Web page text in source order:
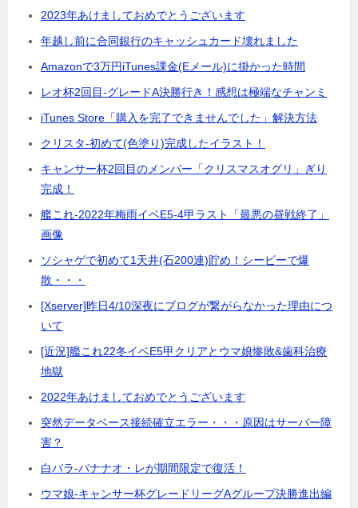
2023年あけましておめでとうございます
年越し前に合同銀行のキャッシュカード壊れました
Amazonで3万円iTunes課金(Eメール)に掛かった時間
レオ杯2回目-グレードA決勝行き！感想は極端なチャンミ
iTunes Store「購入を完了できませんでした」解決方法
クリスタ-初めて(色塗り)完成したイラスト！
キャンサー杯2回目のメンバー「クリスマスオグリ」ぎり
完成！
艦これ-2022年梅雨イベE5-4甲ラスト「最悪の昼戦終了」
画像
ソシャゲで初めて1天井(石200連)貯め！シービーで爆
散・・・
[Xserver]昨日4/10深夜にブログが繋がらなかった理由につ
いて
[近況]艦これ22冬イベE5甲クリアとウマ娘惨敗&歯科治療
地獄
2022年あけましておめでとうございます
突然データベース接続確立エラー・・・原因はサーバー障
害？
白バラ-バナナオ・レが期間限定で復活！
ウマ娘-キャンサー杯グレードリーグAグループ決勝進出編